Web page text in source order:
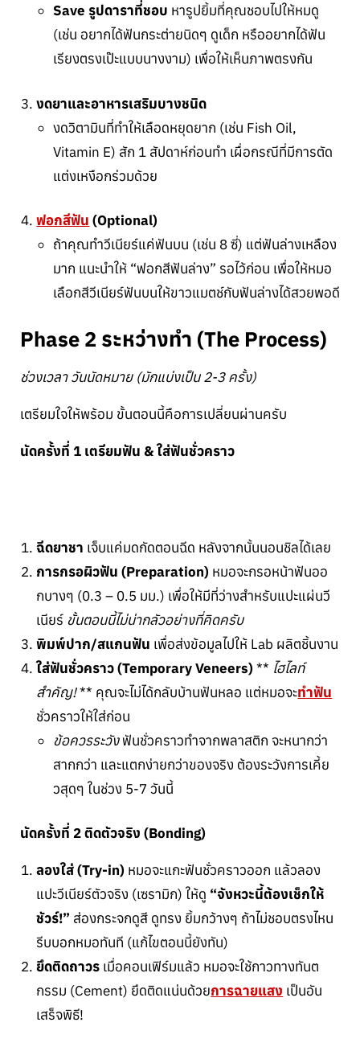
Save รูปดาราที่ชอบ หารูปยิ้มที่คุณชอบไปให้หมดู
(เช่น อยากได้ฟันกระต่ายนิดๆ ดูเด็ก หรืออยากได้ฟัน
เรียงตรงเป๊ะแบบนางงาม) เพื่อให้เห็นภาพตรงกัน
งดยาและอาหารเสริมบางชนิด
งดวิตามินที่ทำให้เลือดหยุดยาก (เช่น Fish Oil,
Vitamin E) สัก 1 สัปดาห์ก่อนทำ เผื่อกรณีที่มีการตัด
แต่งเหงือกร่วมด้วย
ฟอกสีฟัน (Optional)
ถ้าคุณทำวีเนียร์แค่ฟันบน (เช่น 8 ซี่) แต่ฟันล่างเหลือง
มาก แนะนำให้ “ฟอกสีฟันล่าง” รอไว้ก่อน เพื่อให้หมอ
เลือกสีวีเนียร์ฟันบนให้ขาวแมตช์กับฟันล่างได้สวยพอดี
Phase 2 ระหว่างทำ (The Process)
ช่วงเวลา วันนัดหมาย (มักแบ่งเป็น 2-3 ครั้ง)
เตรียมใจให้พร้อม ขั้นตอนนี้คือการเปลี่ยนผ่านครับ
นัดครั้งที่ 1 เตรียมฟัน & ใส่ฟันชั่วคราว
ฉีดยาชา เจ็บแค่มดกัดตอนฉีด หลังจากนั้นนอนชิลได้เลย
การกรอผิวฟัน (Preparation) หมอจะกรอหน้าฟันออ
กบางๆ (0.3 – 0.5 มม.) เพื่อให้มีที่ว่างสำหรับแปะแผ่นวี
เนียร์ ขั้นตอนนี้ไม่น่ากลัวอย่างที่คิดครับ
พิมพ์ปาก/สแกนฟัน เพื่อส่งข้อมูลไปให้ Lab ผลิตชิ้นงาน
ใส่ฟันชั่วคราว (Temporary Veneers) ** ไฮไลท์
สำคัญ!** คุณจะไม่ได้กลับบ้านฟันหลอ แต่หมอจะทำฟัน
ชั่วคราวให้ใส่ก่อน
ข้อควรระวังฟันชั่วคราวทำจากพลาสติก จะหนากว่า
สากกว่า และแตกง่ายกว่าของจริง ต้องระวังการเคี้ย
วสุดๆ ในช่วง 5-7 วันนี้
นัดครั้งที่ 2 ติดตัวจริง (Bonding)
ลองใส่ (Try-in) หมอจะแกะฟันชั่วคราวออก แล้วลอง
แปะวีเนียร์ตัวจริง (เซรามิก) ให้ดู “จังหวะนี้ต้องเช็กให้
ชัวร์!” ส่องกระจกดูสี ดูทรง ยิ้มกว้างๆ ถ้าไม่ชอบตรงไหน
รีบบอกหมอทันที (แก้ไขตอนนี้ยังทัน)
ยึดติดถาวร เมื่อคอนเฟิร์มแล้ว หมอจะใช้กาวทางทันต
กรรม (Cement) ยึดติดแน่นด้วยการฉายแสง เป็นอัน
เสร็จพิธี!